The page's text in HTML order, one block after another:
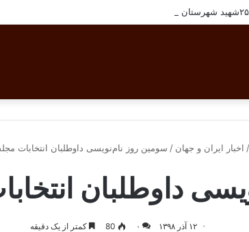
/ اخبار ایران و جهان / سومین روز نام‌نویسی داوطلبان انتخابات
داوطلبان
۱۲ آذر ۱۳۹۸ ۰ 80 کمتر از یک دقیقه